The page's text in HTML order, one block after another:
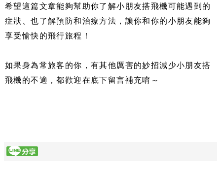
希望這篇文章能夠幫助你了解小朋友搭飛機可能遇到的
症狀、也了解預防和治療方法，讓你和你的小朋友能夠
享受愉快的飛行旅程！
如果身為常旅客的你，有其他厲害的妙招減少小朋友搭
飛機的不適，都歡迎在底下留言補充唷～